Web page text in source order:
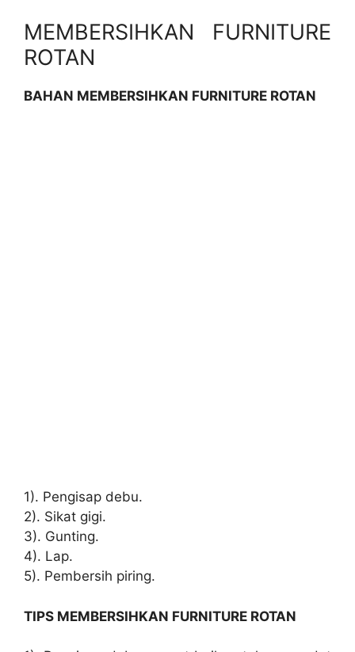
MEMBERSIHKAN FURNITURE
ROTAN
BAHAN MEMBERSIHKAN FURNITURE ROTAN
1). Pengisap debu.
2). Sikat gigi.
3). Gunting.
4). Lap.
5). Pembersih piring.
TIPS MEMBERSIHKAN FURNITURE ROTAN